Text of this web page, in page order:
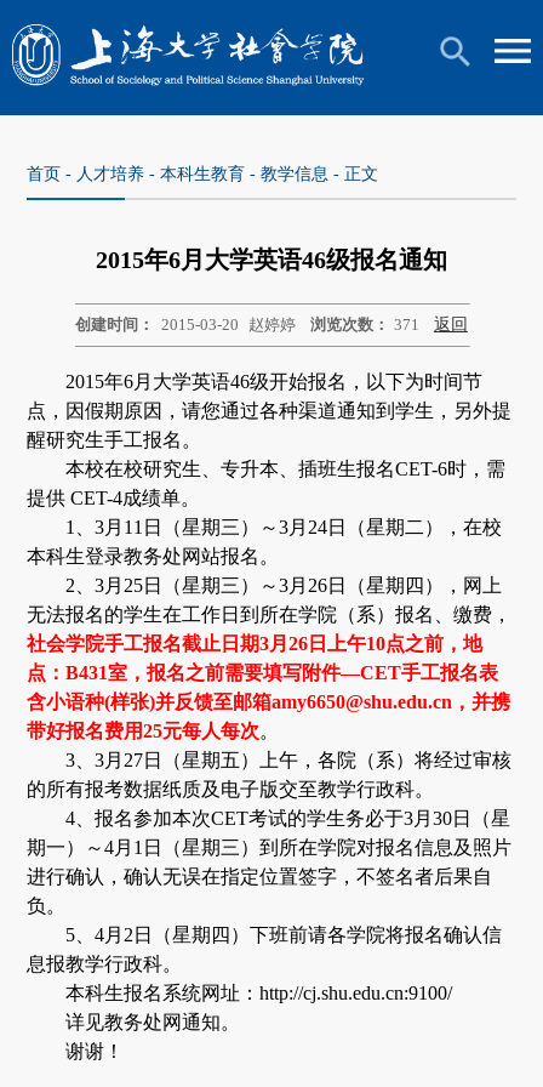
首页 - 人才培养 -本科生教育 -教学信息 - 正文
2015年6月大学英语46级报名通知
创建时间： 2015-03-20 赵婷婷 浏览次数： 371 返回
2015年6月大学英语46级开始报名，以下为时间节
点，因假期原因，请您通过各种渠道通知到学生，另外提
醒研究生手工报名。
本校在校研究生、专升本、插班生报名CET-6时，需
提供 CET-4成绩单。
1
、3月 11 日 （星期三）～3月 24日
（星期二），在校
本科生登录教务处网站报名。
2 、3月 25日 （星期三）～3月 26日
（星期四），网上
无法报名的学生在工作日到所在学院（系）报名、缴费，
社会学院手工报名截止日期3月26 日 上午10点之前，地
点：B431室，报名之前需要填写附件—CET手工报名表
含小语种(样张)并反馈至邮箱amy6650@shu.edu.cn ，并携
带好报名费用25元每人每次。
3 、3月 27日
（星期五）上午，各院（系）将经过审核
的所有报考数据纸质及电子版交至教学行政科。
4 、报名参加本次CET考试的学生务必于3月30日
（星
期一）～4月 1 日
（星期三）到所在学院对报名信息及照片
进行确认，确认无误在指定位置签字，不签名者后果自
负。
5 、4月 2 日
（星期四）下班前请各学院将报名确认信
息报教学行政科。
本科生报名系统网址：http://cj.shu.edu.cn:9100/
详见教务处网通知。
谢谢！